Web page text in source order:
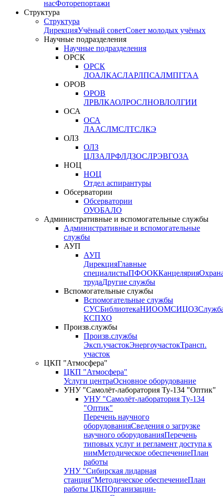
насФоторепортажи
Структура
Структура
ДирекцияУчёный советСовет молодых учёных
Научные подразделения
Научные подразделения
ОРСК
ОРСК
ЛОАЛКАСЛАРЛПСАЛМПГГАА
ОРОВ
ОРОВ
ЛРВЛКАОЛРОСЛНОВЛОЛГИИ
ОСА
ОСА
ЛААСЛМСЛТСЛКЭ
ОЛЗ
ОЛЗ
ЦЛЗАЛРФЛДЗОСЛРЭВГОЗА
НОЦ
НОЦ
Отдел аспирантуры
Обсерватории
Обсерватории
ОУОБАЛО
Административные и вспомогательные службы
Административные и вспомогательные
службы
АУП
АУП
ДирекцияГлавные
специалистыПФООККанцелярия
трудаДругие службы
Вспомогательные службы
Вспомогательные службы
СУСБиблиотекаНИООМСИЦОЗ
КСПХО
Произв.службы
Произв.службы
Эксп.участокЭнергоучастокТрансп.
участок
ЦКП "Атмосфера"
ЦКП "Атмосфера"
Услуги центраОсновное оборудование
УНУ "Самолёт-лаборатория Ту-134 "Оптик"
УНУ "Самолёт-лаборатория Ту-134
"Оптик"
Перечень научного
оборудованияСведения о загрузке
научного оборудованияПеречень
типовых услуг и регламент доступа к
нимМетодическое обеспечениеПлан
работы
УНУ "Сибирская лидарная
станция"Методическое обеспечениеПлан
работы ЦКПОрганизации-